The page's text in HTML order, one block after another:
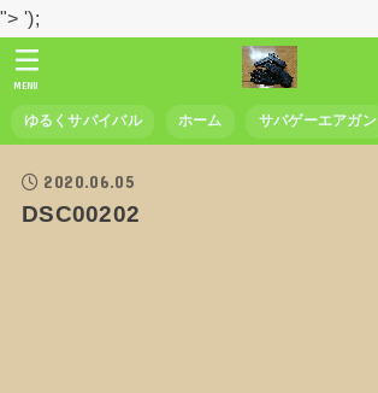
"> ');
ゆるくサバイバル ホーム サバゲーエアガン
MENU
2020.06.05
DSC00202